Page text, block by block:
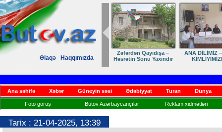
Əlaqə Haqqımızda
Zəfərdən Qayıdışa –
Həsrətin Sonu Yaxındır
ANA DİLİMİZ
Ana səhifə Xəbər Güneyin səsi Ədəbiyyat Turan Dünya
Foto görüş Bütöv Azərbaycançılar Reklam xidmətləri
Tarix : 21-04-2025, 13:39